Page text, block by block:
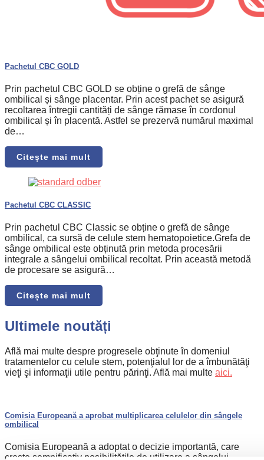
Pachetul CBC GOLD
Prin pachetul CBC GOLD se obține o grefă de sânge
ombilical și sânge placentar. Prin acest pachet se asigură
recoltarea întregii cantități de sânge rămase în cordonul
ombilical și în placentă. Astfel se prezervă numărul maximal
de…
Citește mai mult
Pachetul CBC CLASSIC
Prin pachetul CBC Classic se obține o grefă de sânge
ombilical, ca sursă de celule stem hematopoietice.Grefa de
sânge ombilical este obținută prin metoda procesării
integrale a sângelui ombilical recoltat. Prin această metodă
de procesare se asigură…
Citește mai mult
Ultimele noutăți
Află mai multe despre progresele obţinute în domeniul
tratamentelor cu celule stem, potenţialul lor de a îmbunătăţi
vieţi şi informaţii utile pentru părinţi. Află mai multe aici.
Comisia Europeană a aprobat multiplicarea celulelor din sângele
ombilical
Comisia Europeană a adoptat o decizie importantă, care
crește semnificativ posibilitățile de utilizare a sângelui